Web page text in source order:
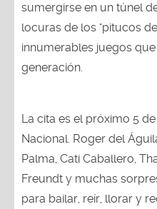
sumergirse en un túnel
locuras de los "pitucos
innumerables juegos
generación.
La cita es el próximo 5
Nacional. Roger del
Palma, Cati Caballero,
Freundt y muchas
para bailar, reír, llorar y